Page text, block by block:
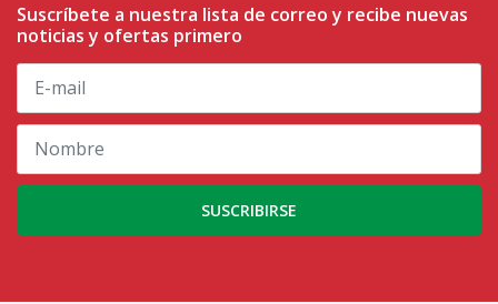
Suscríbete a nuestra lista de correo y recibe nuevas
noticias y ofertas primero
SUSCRIBIRSE